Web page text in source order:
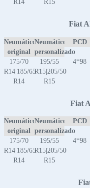
R14
R15
Fiat
Neumático
original
Neumático
personalizado
PCD
175/70
R14|185/65
R14
195/55
R15|205/50
R15
4*98
Fiat
Neumático
original
Neumático
personalizado
PCD
175/70
R14|185/65
R14
195/55
R15|205/50
R15
4*98